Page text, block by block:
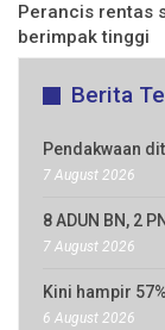
Perancis rentas
berimpak tinggi
Berita
Pendakwaan
7 August 2026
8 ADUN BN, 2
7 August 2026
Kini hampir
6 August 2026